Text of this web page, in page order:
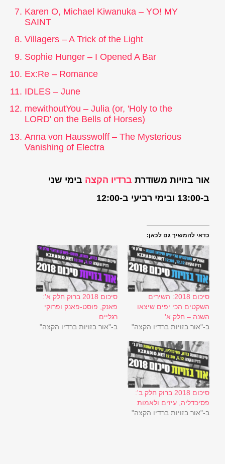
Karen O, Michael Kiwanuka – YO! MY
SAINT
Villagers – A Trick of the Light
Sophie Hunger – I Opened A Bar
Ex:Re – Romance
IDLES – June
mewithoutYou – Julia (or, 'Holy to the
LORD' on the Bells of Horses)
Anna von Hausswolff – The Mysterious
Vanishing of Electra
אור בזויות משודרת ברדיו הקצה בימי שני
ב-13:00 ובימי רביעי ב-12:00
כדאי להמשיך גם לכאן:
סיכום 2018: השירים
השקטים הכי יפים שיצאו
השנה – חלק א'
ב-"אור בזויות ברדיו הקצה"
סיכום 2018 ברוק חלק א':
פאנק, פוסט-פאנק ופרוקי
רגליים
ב-"אור בזויות ברדיו הקצה"
סיכום 2018 ברוק חלק ב':
פסיכדליה, עיזים ולאמות
ב-"אור בזויות ברדיו הקצה"